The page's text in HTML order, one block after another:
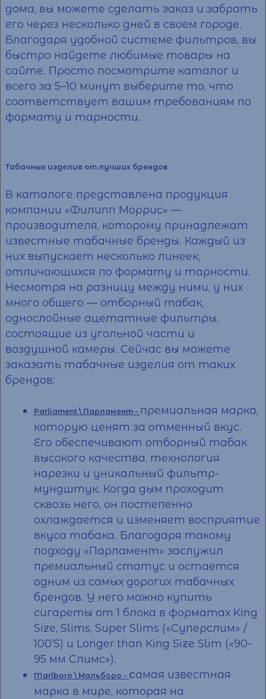
дома, вы можете сделать заказ и забрать
его через несколько дней в своем городе.
Благодаря удобной системе фильтров, вы
быстро найдете любимые товары на
сайте. Просто посмотрите каталог и
всего за 5–10 минут выберите то, что
соответствует вашим требованиям по
формату и тарности.
Табачные изделия от лучших брендов
В каталоге представлена продукция
компании «Филипп Моррис» —
производителя, которому принадлежат
известные табачные бренды. Каждый из
них выпускает несколько линеек,
отличающихся по формату и тарности.
Несмотря на разницу между ними, у них
много общего — отборный табак,
однослойные ацетатные фильтры,
состоящие из угольной части и
воздушной камеры. Сейчас вы можете
заказать табачные изделия от таких
брендов:
Parliament \ Парламент – премиальная марка,
которую ценят за отменный вкус.
Его обеспечивают отборный табак
высокого качества, технология
нарезки и уникальный фильтр-
мундштук. Когда дым проходит
сквозь него, он постепенно
охлаждается и изменяет восприятие
вкуса табака. Благодаря такому
подходу «Парламент» заслужил
премиальный статус и остается
одним из самых дорогих табачных
брендов. У него можно купить
сигареты от 1 блока в форматах King
Size, Slims, Super Slims («Суперслим» /
100’S) и Longer than King Size Slim («90-
95 мм Слимс»).
Marlboro \ Мальборо – самая известная
марка в мире, которая на